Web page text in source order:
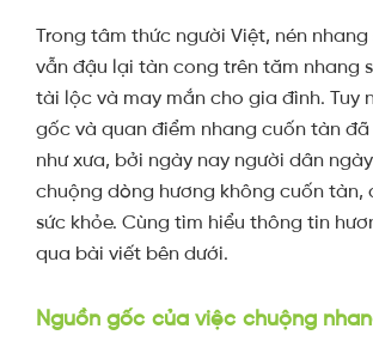
Trong tâm thức người Việt, nén nhang
vẫn đậu lại tàn cong trên tăm nhang
tài lộc và may mắn cho gia đình. Tuy
gốc và quan điểm nhang cuốn tàn
như xưa, bởi ngày nay người dân
chuộng dòng hương không cuốn tàn,
sức khỏe. Cùng tìm hiểu thông tin
qua bài viết bên dưới.
Nguồn gốc của việc chuộng